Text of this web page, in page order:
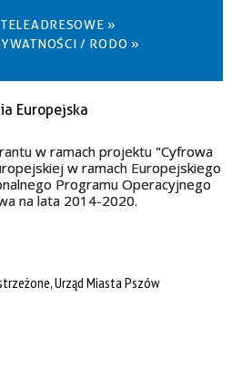
»
/ RODO »
w ramach projektu "Cyfrowa
w ramach Europejskiego
Programu Operacyjnego
na lata 2014-2020.
Urząd Miasta Pszów